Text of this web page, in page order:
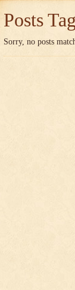
Posts
Sorry, no posts